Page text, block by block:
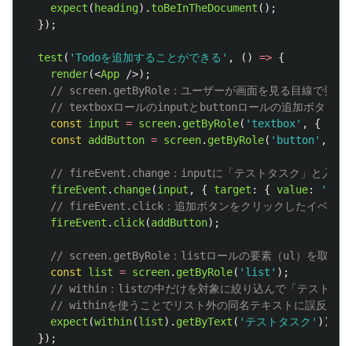
expect ( heading). toBeInTheDocument ();
});
test ( 'Todoを追加することができる ' , () => {
render(<App
/>);
// screen.getByRole：ユーザーが画面を見る目線で要素
// textboxロールのinputとbuttonロールの追加ボタンを
const
input = screen. getByRole( ' textbox' , {
const
addButton = screen. getByRole( ' button' ,
// fireEvent.change：inputに「テストタスク」と入力し
fireEvent . change(input , { target : { value: '
// fireEvent.click：追加ボタンをクリックしたイベント
fireEvent . click(addButton);
// screen.getByRole：listロールの要素（ul）を取得す
const
list = screen. getByRole( ' list ' );
// within：listの中だけを対象に絞り込んで「テストタス
// withinを使うことでリスト外の同名テキストに誤反応し
expect (within(list). getByText ( ' テストタスク ' )).
});